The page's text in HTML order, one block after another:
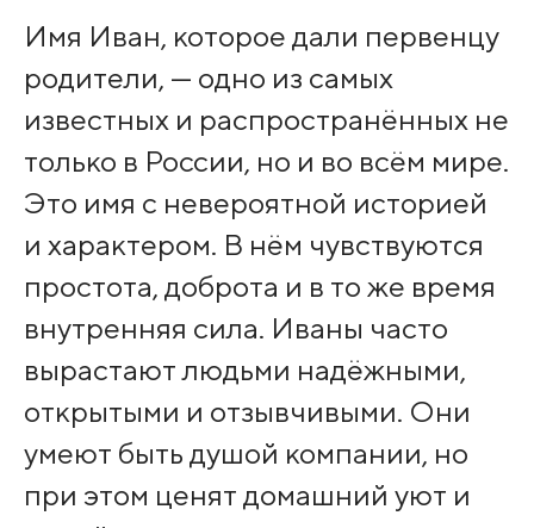
Имя Иван, которое дали первенцу
родители, — одно из самых
известных и распространённых не
только в России, но и во всём мире.
Это имя с невероятной историей
и характером. В нём чувствуются
простота, доброта и в то же время
внутренняя сила. Иваны часто
вырастают людьми надёжными,
открытыми и отзывчивыми. Они
умеют быть душой компании, но
при этом ценят домашний уют и